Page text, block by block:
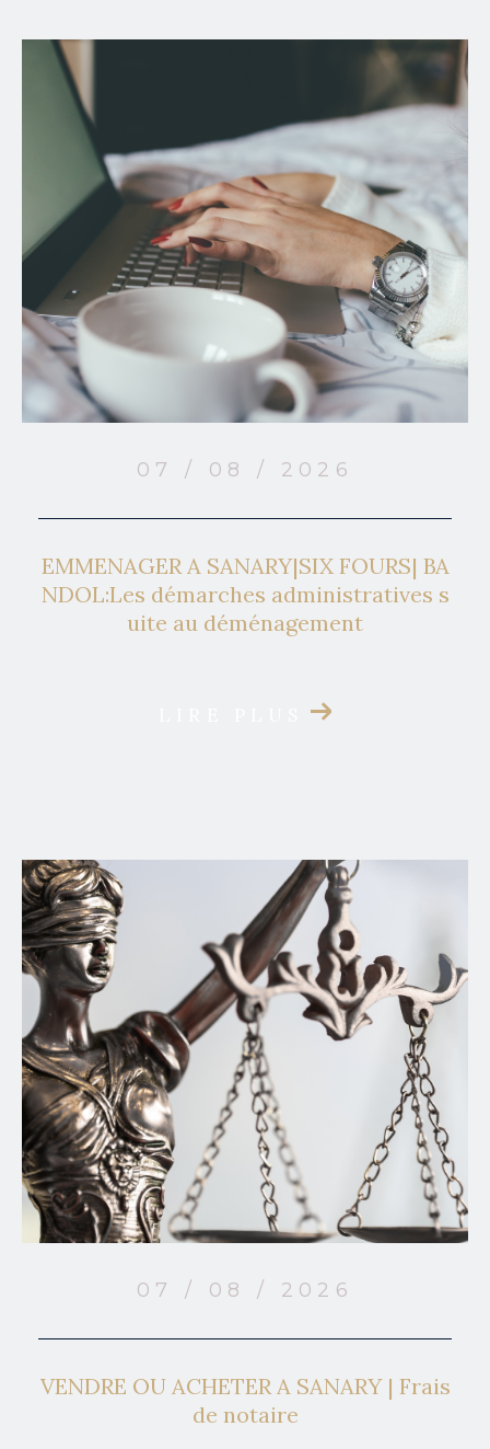
07 / 08 / 2026
EMMENAGER A SANARY|SIX FOURS| BA
NDOL:Les démarches administratives s
uite au déménagement
07 / 08 / 2026
VENDRE OU ACHETER A SANARY | Frais
de notaire